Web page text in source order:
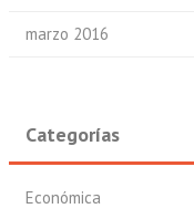
marzo 2016
Categorías
Económica